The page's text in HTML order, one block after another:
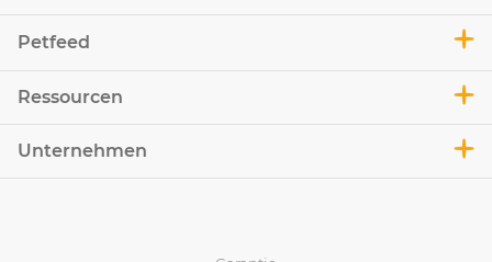
Petfeed
Ressourcen
Unternehmen